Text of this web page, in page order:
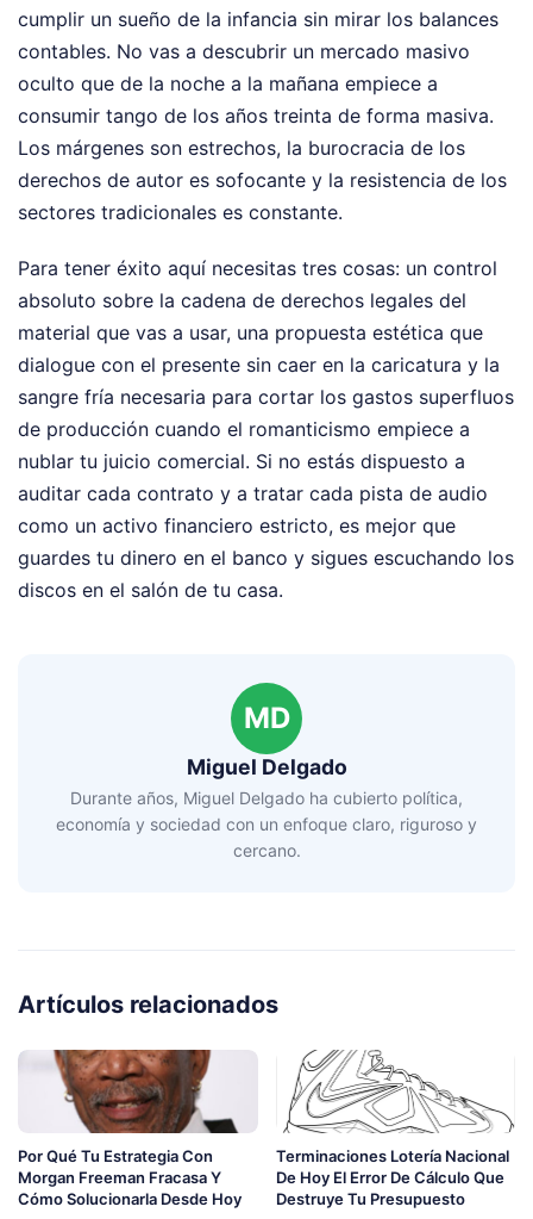
cumplir un sueño de la infancia sin mirar los balances
contables. No vas a descubrir un mercado masivo
oculto que de la noche a la mañana empiece a
consumir tango de los años treinta de forma masiva.
Los márgenes son estrechos, la burocracia de los
derechos de autor es sofocante y la resistencia de los
sectores tradicionales es constante.
Para tener éxito aquí necesitas tres cosas: un control
absoluto sobre la cadena de derechos legales del
material que vas a usar, una propuesta estética que
dialogue con el presente sin caer en la caricatura y la
sangre fría necesaria para cortar los gastos superfluos
de producción cuando el romanticismo empiece a
nublar tu juicio comercial. Si no estás dispuesto a
auditar cada contrato y a tratar cada pista de audio
como un activo financiero estricto, es mejor que
guardes tu dinero en el banco y sigues escuchando los
discos en el salón de tu casa.
MD
Miguel Delgado
Durante años, Miguel Delgado ha cubierto política,
economía y sociedad con un enfoque claro, riguroso y
cercano.
Artículos relacionados
Por Qué Tu Estrategia Con
Morgan Freeman Fracasa Y
Cómo Solucionarla Desde Hoy
Terminaciones Lotería Nacional
De Hoy El Error De Cálculo Que
Destruye Tu Presupuesto